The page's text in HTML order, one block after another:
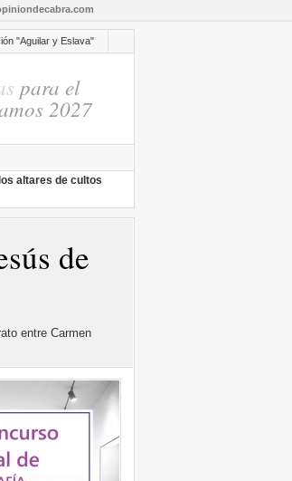
"Aguilar y Eslava"
para el
2027
altares de cultos
de
entre Carmen